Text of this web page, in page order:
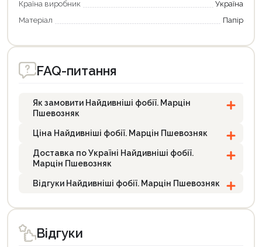
Країна виробник
Україна
Матеріал
Папір
FAQ-питання
Як замовити Найдивніші фобії. Марцін
Пшевозняк
Ціна Найдивніші фобії. Марцін Пшевозняк
Доставка по Україні Найдивніші фобії.
Марцін Пшевозняк
Відгуки Найдивніші фобії. Марцін Пшевозняк
Відгуки